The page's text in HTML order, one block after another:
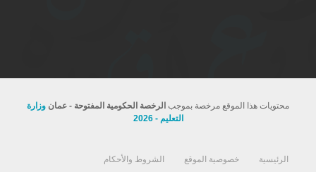
محتويات هذا الموقع مرخصة بموجب الرخصة الحكومية المفتوحة - عمان وزارة
التعليم - 2026
الرئيسية خصوصية الموقع الشروط والأحكام